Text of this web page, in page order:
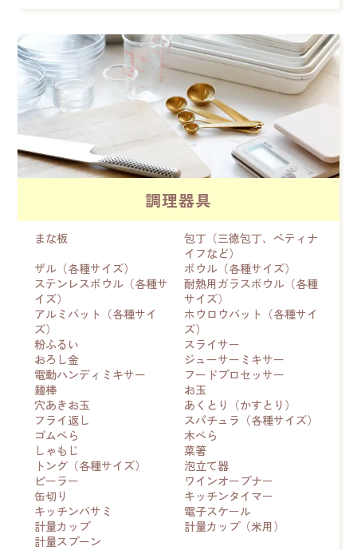
調理器具
まな板
包丁（三徳包丁、ペティナ
イフなど）
ザル（各種サイズ）
ボウル（各種サイズ）
ステンレスボウル（各種サ
イズ）
耐熱用ガラスボウル（各種
サイズ）
アルミバット（各種サイ
ズ）
ホウロウバット（各種サイ
ズ）
粉ふるい
スライサー
おろし金
ジューサーミキサー
電動ハンディミキサー
フードプロセッサー
麺棒
お玉
穴あきお玉
あくとり（かすとり）
フライ返し
スパチュラ（各種サイズ）
ゴムべら
木べら
しゃもじ
菜箸
トング（各種サイズ）
泡立て器
ピーラー
ワインオープナー
缶切り
キッチンタイマー
キッチンバサミ
電子スケール
計量カップ
計量カップ（米用）
計量スプーン